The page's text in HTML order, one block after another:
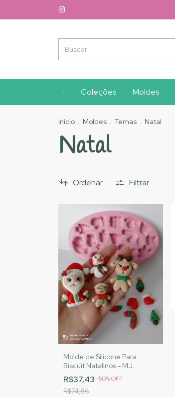
Coleções Moldes
Início . Moldes . Temas . Natal
Natal
Ordenar Filtrar
Molde de Silicone Para
Biscuit Natalinos - MJ
Artesanatos|Cód. 2058
R$37,43 -50%OFF
R$74,86